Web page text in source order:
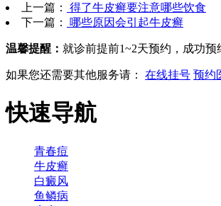
上一篇：
得了牛皮癣要注意哪些饮食
下一篇：
哪些原因会引起牛皮癣
温馨提醒： 就诊前提前1~2天预约，成功
如果您还需要其他服务请： 在线挂号 预约
快速导航
青春痘
牛皮癣
白癜风
鱼鳞病